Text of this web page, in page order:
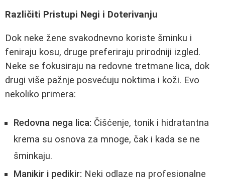
Različiti Pristupi Negi i Doterivanju
Dok neke žene svakodnevno koriste šminku i
feniraju kosu, druge preferiraju prirodniji izgled.
Neke se fokusiraju na redovne tretmane lica, dok
drugi više pažnje posvećuju noktima i koži. Evo
nekoliko primera:
Redovna nega lica: Čišćenje, tonik i hidratantna
krema su osnova za mnoge, čak i kada se ne
šminkaju.
Manikir i pedikir: Neki odlaze na profesionalne